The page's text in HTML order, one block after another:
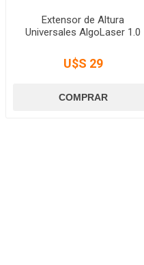
Extensor de Altura
Universales AlgoLaser 1.0
U$S 29